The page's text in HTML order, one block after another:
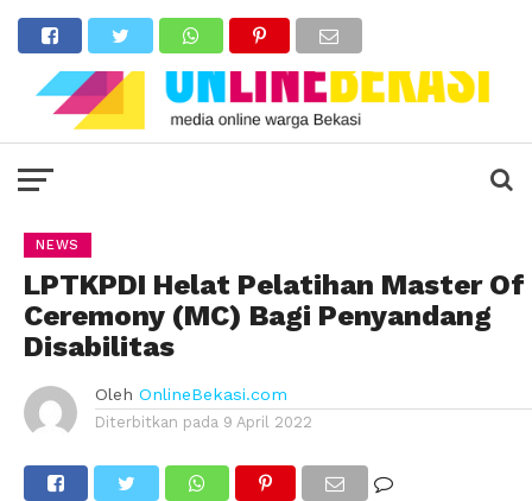
NEWS
LPTKPDI Helat Pelatihan Master Of
Ceremony (MC) Bagi Penyandang
Disabilitas
Oleh OnlineBekasi.com
Diterbitkan pada 9 April 2022